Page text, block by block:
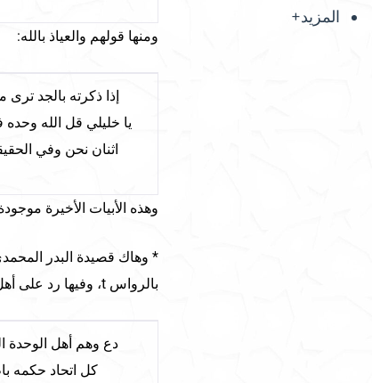
المزيد+
ومنها قولهم والعياذ بالله:
إذا ذكرته بالجد ترى
يا خليلي قل الله وحده
اثنان نحن وفي
وهذه الأبيات الأخيرة
* وهاك قصيدة البدر
بالرواس t، وفيها رد على أهل الوحدة: [السريع]
دع وهم أهل الوحدة
كل اتحاد حكمه